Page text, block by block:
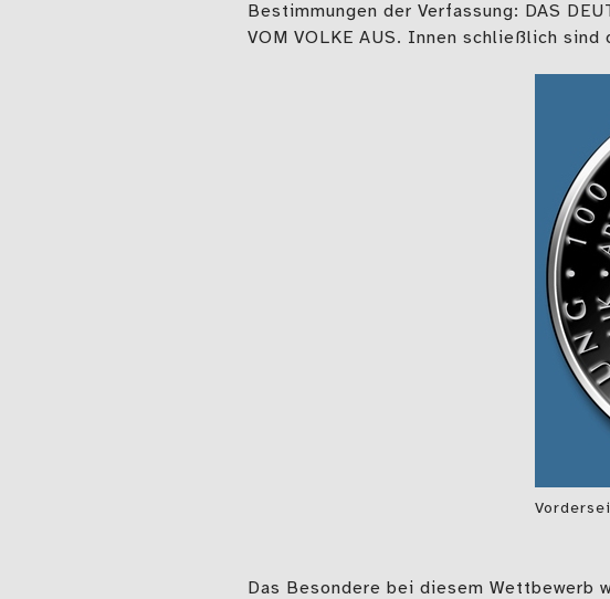
Bestimmungen der Verfassung: DAS
VOM VOLKE AUS. Innen schließlich sind
(©
Das Besondere bei diesem Wettbewerb